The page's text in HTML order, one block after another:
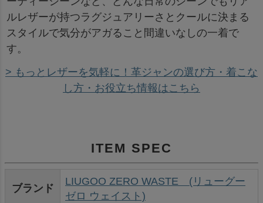
ルレザーが持つラグジュアリーさとクールに決まる
スタイルで気分がアガること間違いなしの一着で
す。
> もっとレザーを気軽に！革ジャンの選び方・着こな
し方・お役立ち情報はこちら
ITEM SPEC
ブランド
LIUGOO ZERO WASTE (リューグー
ゼロ ウェイスト)